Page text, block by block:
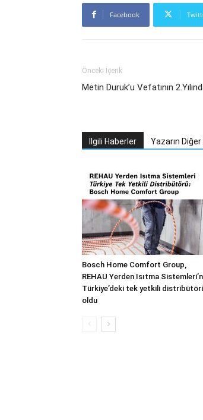
Facebook
Önceki İçerik
Metin Duruk’u Vefatının
İlgili Haberler Yazarın
Bosch Home Comfort Group,
REHAU Yerden Isıtma
Türkiye’deki tek yetkili
oldu